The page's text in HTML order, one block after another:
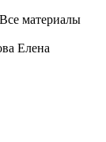
материалы
Елена